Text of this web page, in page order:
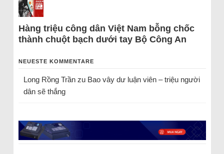
Hàng triệu công dân Việt Nam bỗng chốc
thành chuột bạch dưới tay Bộ Công An
NEUESTE KOMMENTARE
Long Rồng Trầnzu Bao vây dư luận viên – triệu người
dân sẽ thắng